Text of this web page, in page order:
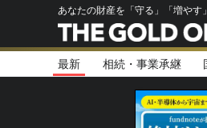
あなたの財産を「守る」「増やす
最新 相続・事業承継